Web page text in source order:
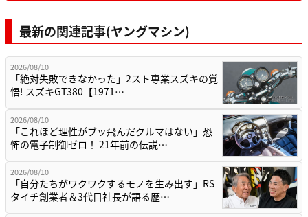
最新の関連記事(ヤングマシン)
2026/08/10
「絶対失敗できなかった」2スト専業スズキの覚
悟! スズキGT380【1971…
2026/08/10
「これほど理性がブッ飛んだクルマはない」恐
怖の電子制御ゼロ！ 21年前の伝説…
2026/08/10
「自分たちがワクワクするモノを生み出す」RS
タイチ創業者＆3代目社長が語る歴…